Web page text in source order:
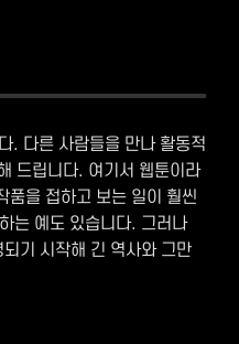
. 다른 사람들을 만나 활동적
드립니다. 여기서 웹툰이라
품을 접하고 보는 일이 훨씬
는 예도 있습니다. 그러나
기 시작해 긴 역사와 그만